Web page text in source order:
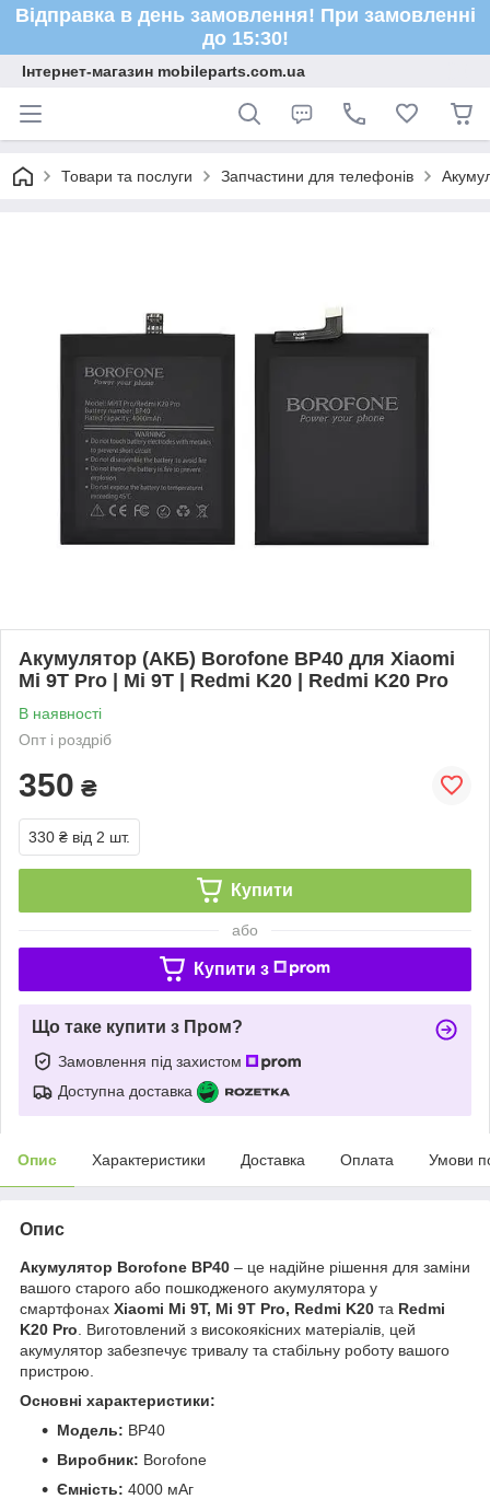
Відправка в день замовлення! При замовленні
до 15:30!
Інтернет-магазин mobileparts.com.ua
Товари та послуги Запчастини для телефонів
Акумулятор (АКБ) Borofone BP40 для Xiaomi
Mi 9T Pro | Mi 9T | Redmi K20 | Redmi K20 Pro
В наявності
Опт і роздріб
350 ₴
330 ₴ від 2 шт.
Купити
або
Купити з
Що таке купити з Пром?
Замовлення під захистом
Доступна доставка
Опис Характеристики Доставка Оплата Умови
Опис
Акумулятор Borofone BP40 – це надійне рішення для заміни
вашого старого або пошкодженого акумулятора у
смартфонах Xiaomi Mi 9T, Mi 9T Pro, Redmi K20 та Redmi
K20 Pro . Виготовлений з високоякісних матеріалів, цей
акумулятор забезпечує тривалу та стабільну роботу вашого
пристрою.
Основні характеристики:
Модель: BP40
Виробник: Borofone
Ємність: 4000 мАг